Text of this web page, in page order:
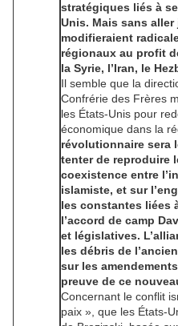
stratégiques liés à
Unis. Mais sans
modifieraient
régionaux au profit
la Syrie, l’Iran, le
Il semble que la
Confrérie des Frères
les États-Unis pour
économique dans la
révolutionnaire sera
tenter de reproduire
coexistence entre
islamiste, et sur
les constantes liées
l’accord de camp
et législatives.
les débris de
sur les
preuve de ce
Concernant le conflit
paix », que les États-